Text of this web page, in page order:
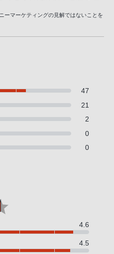
ーマーケティングの見解ではないことを
47
21
2
0
0
4.6
4.5